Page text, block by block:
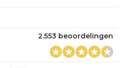
2.553 beoordelingen